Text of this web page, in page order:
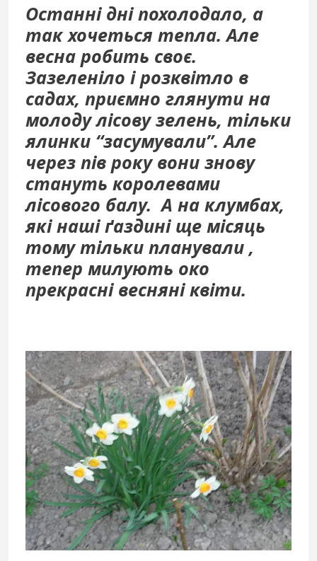
Останні дні похолодало, а
так хочеться тепла. Але
весна робить своє.
Зазеленіло і розквітло в
садах, приємно глянути на
молоду лісову зелень, тільки
ялинки “засумували”. Але
через пів року вони знову
стануть королевами
лісового балу. А на клумбах,
які наші ґаздині ще місяць
тому тільки планували ,
тепер милують око
прекрасні весняні квіти.